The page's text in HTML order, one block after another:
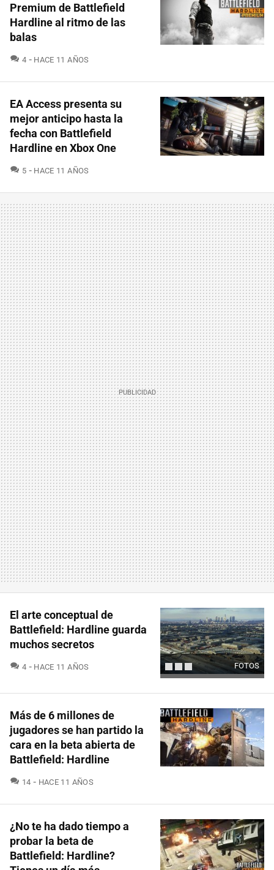
Premium de Battlefield
Hardline al ritmo de las
balas
4 COMENTARIOS
HACE 11 AÑOS
EA Access presenta su
mejor anticipo hasta la
fecha con Battlefield
Hardline en Xbox One
5 COMENTARIOS
HACE 11 AÑOS
FOTOS
El arte conceptual de
Battlefield: Hardline guarda
muchos secretos
4 COMENTARIOS
HACE 11 AÑOS
Más de 6 millones de
jugadores se han partido la
cara en la beta abierta de
Battlefield: Hardline
14 COMENTARIOS
HACE 11 AÑOS
¿No te ha dado tiempo a
probar la beta de
Battlefield: Hardline?